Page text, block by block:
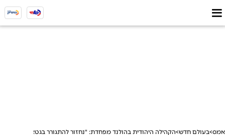
אמס בעולם חדש הקהילה היהודית בהולנד מפחדת: "נחזור להתגורר בגטאות?"